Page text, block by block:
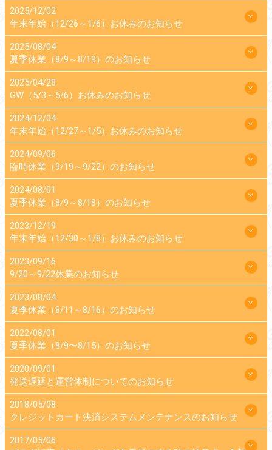
2025/12/02
年末年始（12/26～1/6）お休みのお知らせ
2025/08/04
夏季休業（8/9～8/19）のお知らせ
2025/04/28
GW（5/3～5/6）お休みのお知らせ
2024/12/04
年末年始（12/27～1/5）お休みのお知らせ
2024/09/06
臨時休業（9/19～9/22）のお知らせ
2024/08/01
夏季休業（8/9～8/18）のお知らせ
2023/12/19
年末年始（12/30～1/8）お休みのお知らせ
2023/09/16
9/20～9/22休業のお知らせ
2023/08/04
夏季休業（8/11～8/16）のお知らせ
2022/08/01
夏季休業（8/9〜8/15）のお知らせ
2020/09/01
発送遅延と運営体制についてのお知らせ
2018/05/08
クレジットカード決済システムメンテナンスのお知らせ
2017/05/06